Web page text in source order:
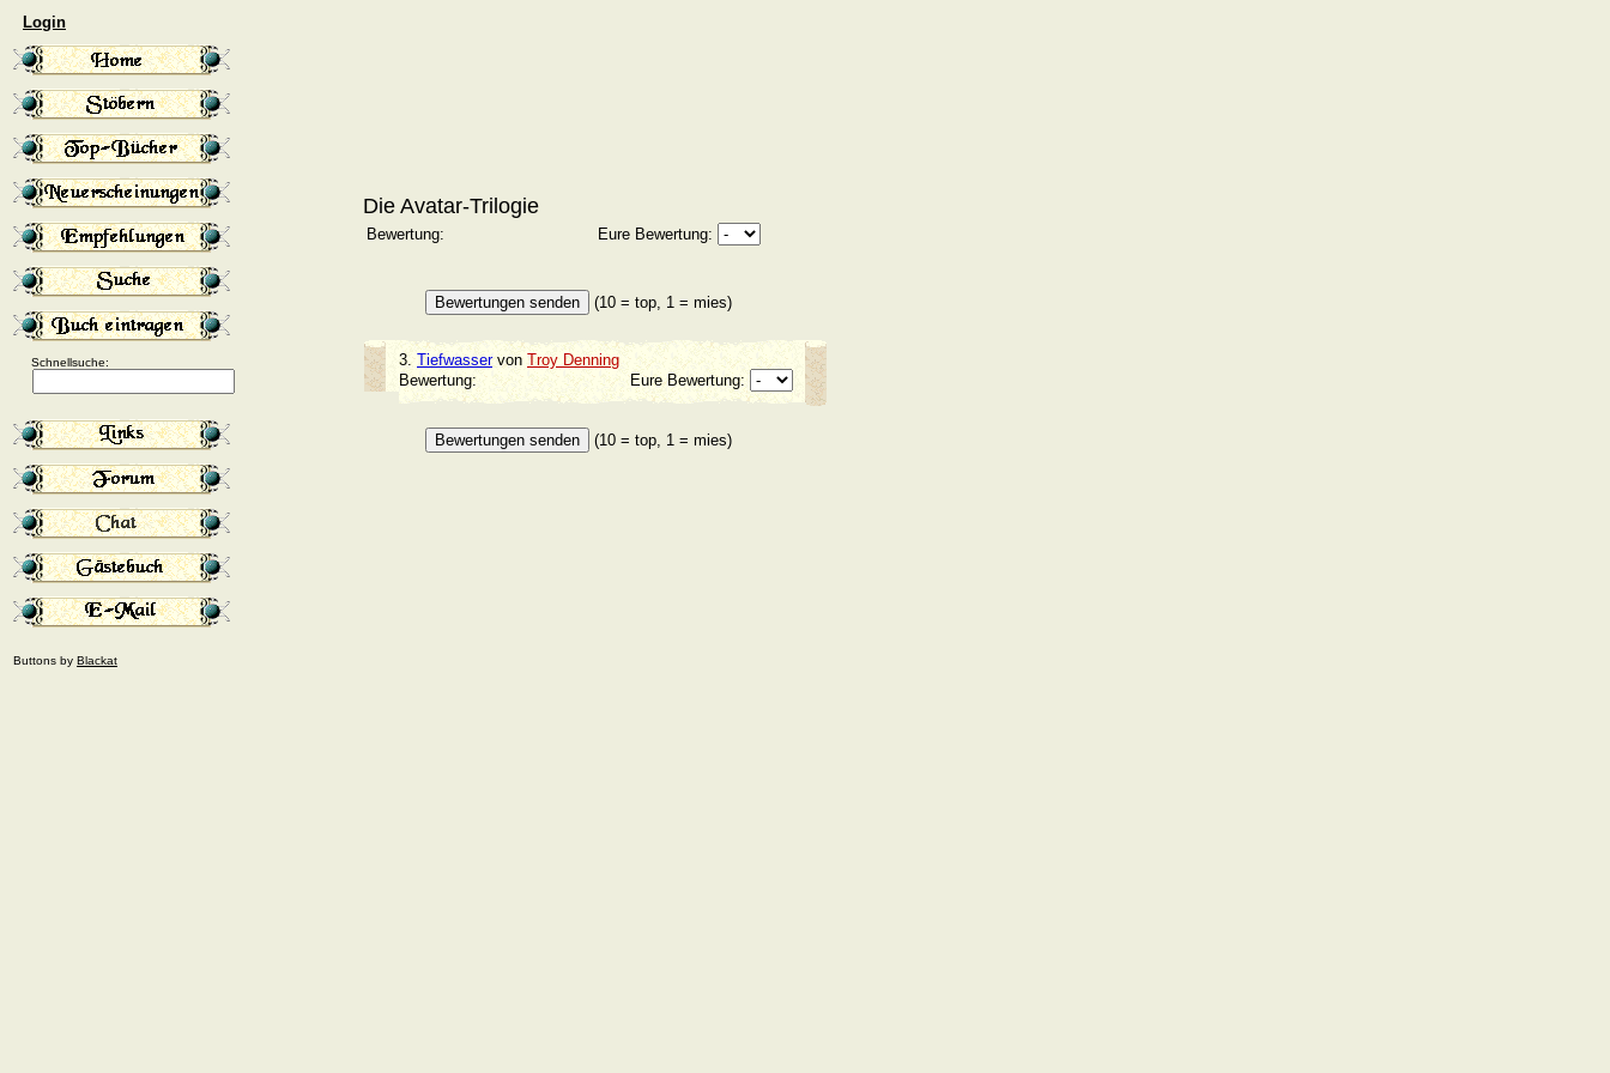
Login
Schnellsuche:
Buttons by Blackat
Die Avatar-Trilogie
Bewertung: Eure Bewertung:
(10 = top, 1 = mies)
3.Tiefwasservon Troy Denning
Bewertung:
Eure Bewertung:
(10 = top, 1 = mies)